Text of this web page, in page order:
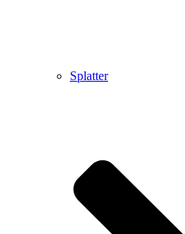
Splatter